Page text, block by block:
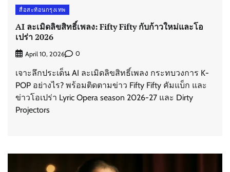
สื่อสะท้อนกรุงเทพ
AI ละเมิดลิขสิทธิ์เพลง: Fifty Fifty กับก้าวใหม่และโอ
เปร่า 2026
April 10, 2026 0
เจาะลึกประเด็น AI ละเมิดลิขสิทธิ์เพลง กระทบวงการ K-
POP อย่างไร? พร้อมติดตามข่าว Fifty Fifty คัมแบ็ก และ
ข่าวโอเปร่า Lyric Opera season 2026-27 และ Dirty
Projectors